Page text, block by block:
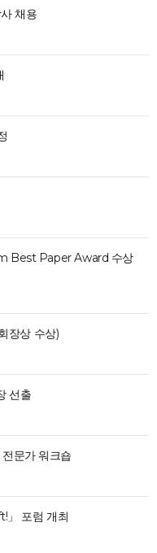
채용
Best Paper Award 수상
장상 수상)
선출
문가 워크숍
」 포럼 개최